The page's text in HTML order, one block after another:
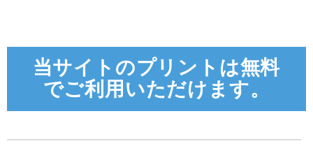
当サイトのプリントは無料
でご利用いただけます。